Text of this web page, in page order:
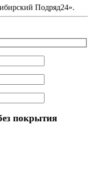
Подряд24».
покрытия